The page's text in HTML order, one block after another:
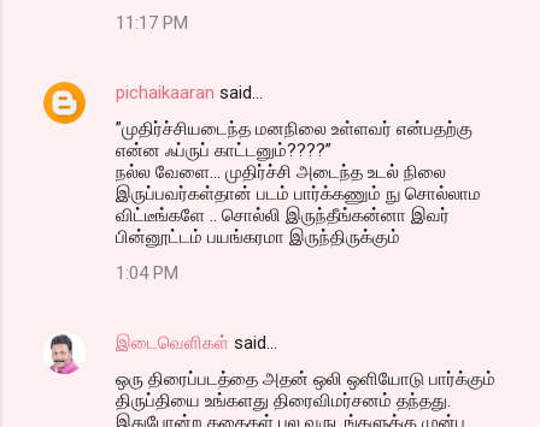
11:17 PM
pichaikaaran said…
”முதிர்ச்சியடைந்த மனநிலை உள்ளவர் என்ப‌த‌ற்கு
என்ன‌ ஃப்ருப் காட்ட‌னும்????”
நல்ல வேளை... முதிர்ச்சி அடைந்த உடல் நிலை
இருப்பவர்கள்தான் படம் பார்க்கணும் நு சொல்லாம
விட்டீங்களே .. சொல்லி இருந்தீங்கன்னா இவர்
பின்னூட்டம் பயங்கரமா இருந்திருக்கும்
1:04 PM
இடைவெளிகள் said…
ஒரு திரைப்படத்தை அதன் ஒலி ஒளியோடு பார்க்கும்
திருப்தியை உங்களது திரைவிமர்சனம் தந்தது.
இதுபோன்ற கதைகள் பல வருடங்களுக்கு முன்பு